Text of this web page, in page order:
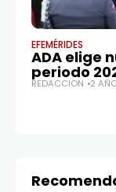
EFEMÉRIDES
ADA elige
periodo
REDACCIÓN 2